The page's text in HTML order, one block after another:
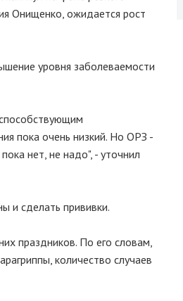
Онищенко, ожидается рост
уровня заболеваемости
пока очень низкий. Но ОРЗ -
нет, не надо", - уточнил
и сделать прививки.
праздников. По его словам,
количество случаев